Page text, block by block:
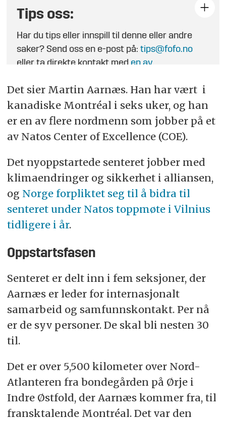
Tips oss:
Har du tips eller innspill til denne eller andre
saker? Send oss en e-post på:tips@fofo.no
eller ta direkte kontakt med en av
Det sier Martin Aarnæs. Han har vært i
kanadiske Montréal i seks uker, og han
er en av flere nordmenn som jobber på et
av Natos Center of Excellence (COE).
Det nyoppstartede senteret jobber med
klimaendringer og sikkerhet i alliansen,
og Norge forpliktet seg til å bidra til
senteret under Natos toppmøte i Vilnius
tidligere i år.
Oppstartsfasen
Senteret er delt inn i fem seksjoner, der
Aarnæs er leder for internasjonalt
samarbeid og samfunnskontakt. Per nå
er de syv personer. De skal bli nesten 30
til.
Det er over 5,500 kilometer over Nord-
Atlanteren fra bondegården på Ørje i
Indre Østfold, der Aarnæs kommer fra, til
fransktalende Montréal. Det var den